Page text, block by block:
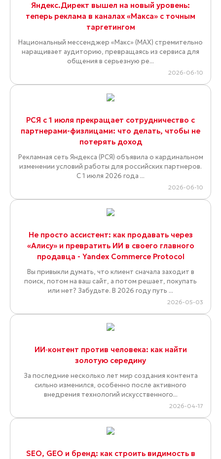
Яндекс.Директ вышел на новый уровень:
теперь реклама в каналах «Макса» с точным
таргетингом
Национальный мессенджер «Макс» (MAX) стремительно
наращивает аудиторию, превращаясь из сервиса для
общения в серьезную ре...
2026-06-10
РСЯ с 1 июля прекращает сотрудничество с
партнерами-физлицами: что делать, чтобы не
потерять доход
Рекламная сеть Яндекса (РСЯ) объявила о кардинальном
изменении условий работы для российских партнеров.
С 1 июля 2026 года ...
2026-06-10
Не просто ассистент: как продавать через
«Алису» и превратить ИИ в своего главного
продавца - Yandex Commerce Protocol
Вы привыкли думать, что клиент сначала заходит в
поиск, потом на ваш сайт, а потом решает, покупать
или нет? Забудьте. В 2026 году путь ...
2026-05-03
ИИ‑контент против человека: как найти
золотую середину
За последние несколько лет мир создания контента
сильно изменился, особенно после активного
внедрения технологий искусственного...
2026-04-17
SEO, GEO и бренд: как строить видимость в